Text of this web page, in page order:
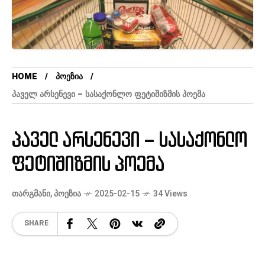
HOME
ᲞᲝᲔᲖᲘᲐ
ᲞᲐᲕᲔᲚ ᲐᲠᲡᲔᲜᲔᲕᲘ – ᲡᲐᲡᲐᲥᲝᲜᲚᲝ ᲤᲔᲢᲘᲨᲘᲖᲛᲘᲡ ᲞᲝᲔᲛᲐ
პაველ არსენევი – სასაქონლო
ფეტიშიზმის პოემა
ᲗᲐᲠᲒᲛᲐᲜᲘ,ᲞᲝᲔᲖᲘᲐ 2025-02-15 34 Views
SHARE